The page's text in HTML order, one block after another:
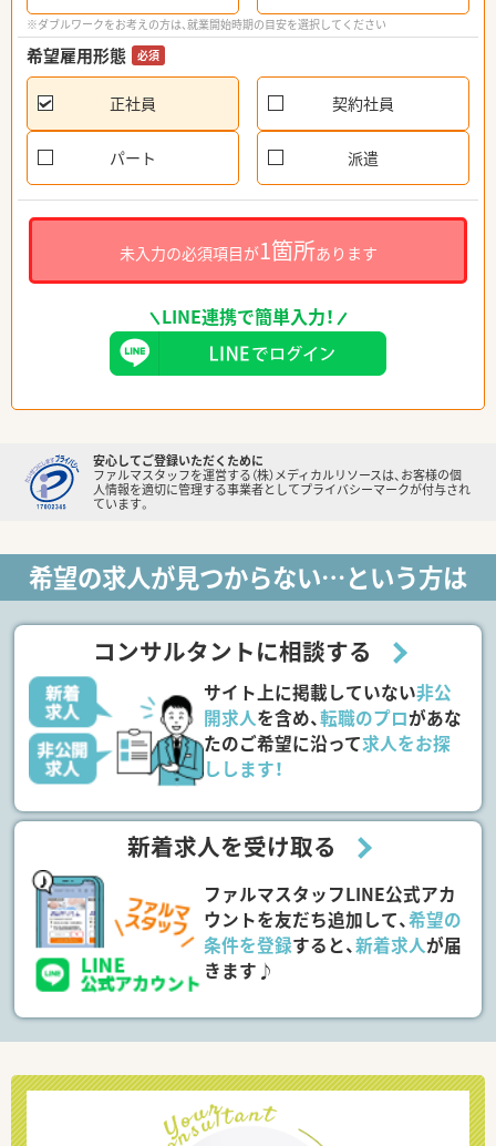
※ダブルワークをお考えの方は、就業開始時期の目安を選択してください
希望雇用形態 必須
正社員 契約社員
パート 派遣
未入力の必須項目が1箇所あります
LINE連携で簡単入力！
安心してご登録いただくために
ファルマスタッフを運営する（株）メディカルリソースは、お客様の個
人情報を適切に管理する事業者としてプライバシーマークが付与され
ています。
希望の求人が見つからない…という方は
コンサルタントに相談する
サイト上に掲載していない非公
開求人を含め、転職のプロがあな
たのご希望に沿って求人をお探
しします！
新着求人を受け取る
ファルマスタッフLINE公式アカ
ウントを友だち追加して、希望の
条件を登録すると、新着求人が届
きます♪